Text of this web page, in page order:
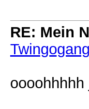
RE: Mein